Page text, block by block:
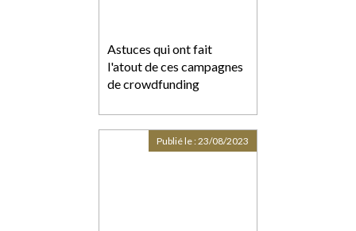
Astuces qui ont fait
l'atout de ces campagnes
de crowdfunding
Publié le :23/08/2023